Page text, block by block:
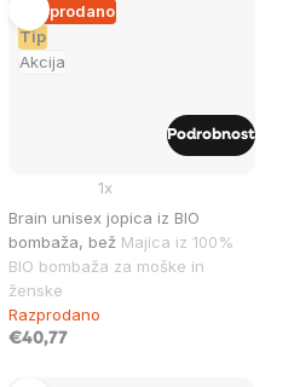
Tip
Akcija
Razprodano
Brain unisex jopica iz BIO
bombaža, bež Majica iz 100%
BIO bombaža za moške in
ženske
1x
Razprodano
€40,77
Podrobnost